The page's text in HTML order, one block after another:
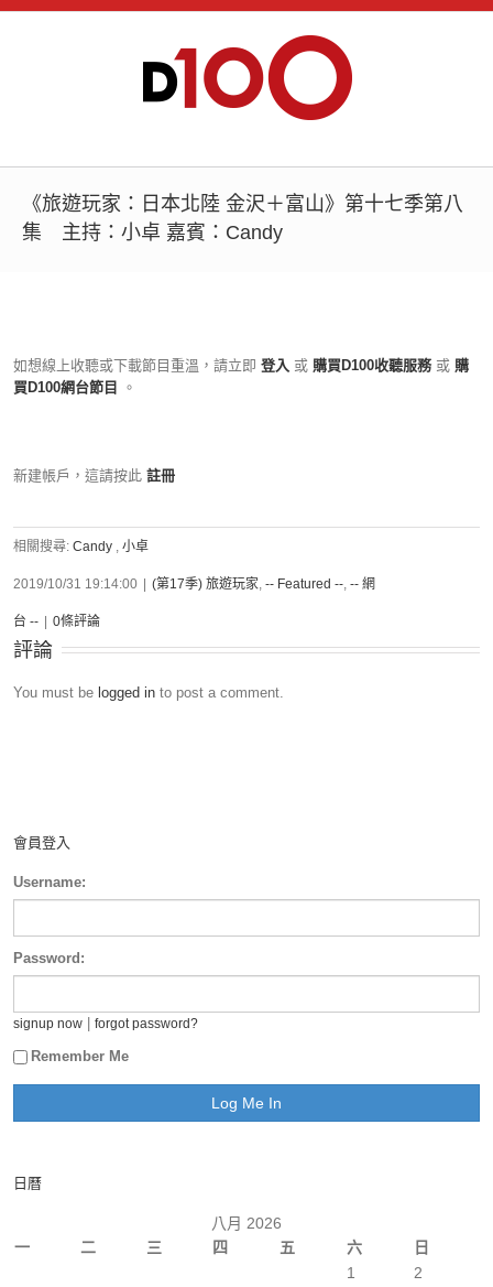
《旅遊玩家：日本北陸 金沢＋富山》第十七季第八
集 主持：小卓 嘉賓：Candy
如想線上收聽或下載節目重溫，請立即 登入 或 購買D100收聽服務 或 購
買D100網台節目
。
新建帳戶，這請按此 註冊
相關搜尋: Candy , 小卓
2019/10/31 19:14:00 (第17季) 旅遊玩家, -- Featured --, -- 網
台 -- 0條評論
評論
You must be logged in to post a comment.
會員登入
Username:
Password:
signup now forgot password?
Remember Me
日曆
八月 2026
一
二 三 四 五 六 日
1
2